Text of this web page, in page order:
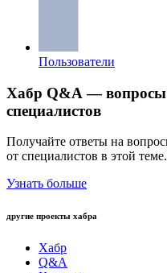
Пользователи
Хабр Q&A — вопросы
специалистов
Получайте ответы на
от специалистов в этой теме.
Узнать больше
другие проекты хабра
Хабр
Q&A